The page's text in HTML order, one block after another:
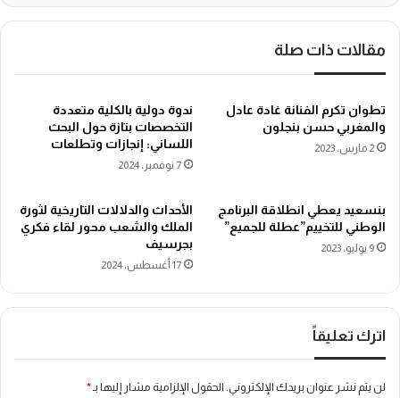
مقالات ذات صلة
تطوان تكرم الفنانة غادة عادل
والمغربي حسن بنجلون
2 مارس، 2023
ندوة دولية بالكلية متعددة
التخصصات بتازة حول البحث
اللساني: إنجازات وتطلعات
7 نوفمبر، 2024
بنسعيد يعطي انطلاقة البرنامج
الوطني للتخييم”عطلة للجميع”
9 يوليو، 2023
الأحداث والدلالات التاريخية لثورة
الملك والشعب محور لقاء فكري
بجرسيف
17 أغسطس، 2024
اترك تعليقاً
لن يتم نشر عنوان بريدك الإلكتروني. الحقول الإلزامية مشار إليها بـ *